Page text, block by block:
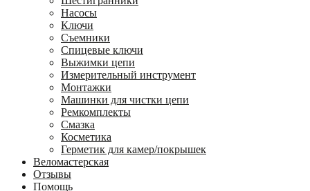
Насосы
Ключи
Съемники
Спицевые ключи
Выжимки цепи
Измерительный инструмент
Монтажки
Машинки для чистки цепи
Ремкомплекты
Смазка
Косметика
Герметик для камер/покрышек
Веломастерская
Отзывы
Помощь